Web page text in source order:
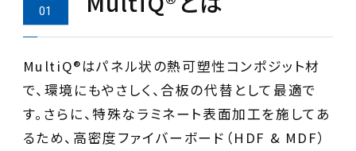
MultiQ®はパネル状の熱可塑性コンポジット材
で、環境にもやさしく、合板の代替として最適で
す。さらに、特殊なラミネート表面加工を施してあ
るため、高密度ファイバーボード（HDF & MDF）